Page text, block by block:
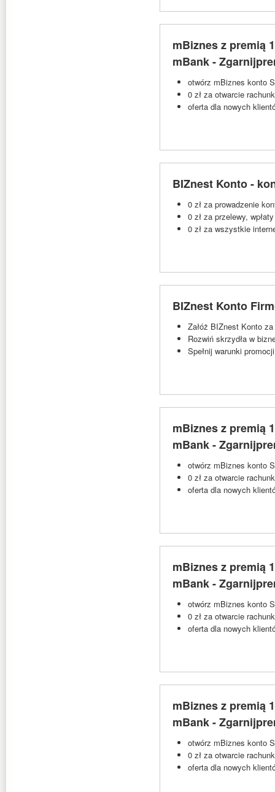
mBiznes z premią
mBank -
otwórz mBiznes konto
0 zł za otwarcie
oferta dla nowych
BIZnest Konto -
0 zł za prowadzenie
0 zł za przelewy,
0 zł za wszystkie
BIZnest Konto
Załóż BIZnest Konto
Rozwiń skrzydła w
Spełnij warunki
mBiznes z premią
mBank -
otwórz mBiznes konto
0 zł za otwarcie
oferta dla nowych
mBiznes z premią
mBank -
otwórz mBiznes konto
0 zł za otwarcie
oferta dla nowych
mBiznes z premią
mBank -
otwórz mBiznes konto
0 zł za otwarcie
oferta dla nowych